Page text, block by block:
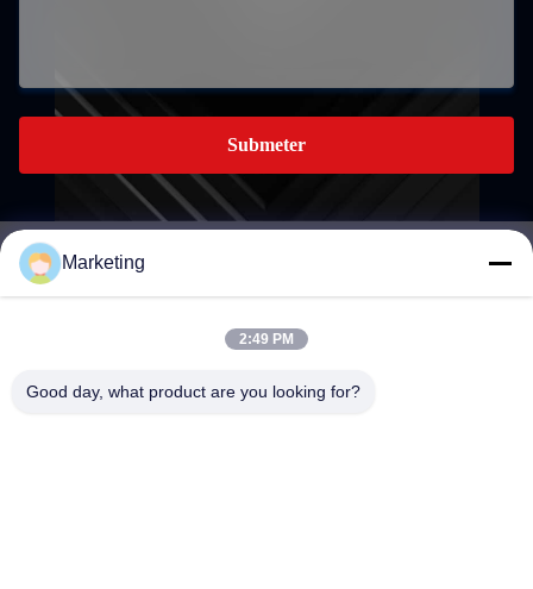
Submeter
marketing@hwashi.com
Marketing
2:49 PM
Good day, what product are you looking for?